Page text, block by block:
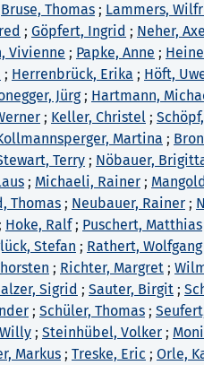
Bruse, Thomas ; Lammers,
; Göpfert, Ingrid ; Neher,
Vivienne ; Papke, Anne ;
; Herrenbrück, Erika ; Höft,
Jürg; Hartmann,
; Keller, Christel ;
Martina ;
Terry ; Nöbauer,
; Michaeli, Rainer ;
Thomas ; Neubauer, Rainer ;
Hoke, Ralf; Puschert, Matthias
Stefan ; Rathert, Wolfgang
; Richter, Margret ;
Sigrid ; Sauter, Birgit ;
; Schüler, Thomas ;
; Steinhübel, Volker ;
Markus ; Treske, Eric ; Orle,